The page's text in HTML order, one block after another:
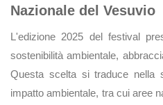
Nazionale del Vesuvio
L'edizione 2025 del festival
sostenibilità ambientale,
Questa scelta si traduce nella
impatto ambientale, tra cui aree